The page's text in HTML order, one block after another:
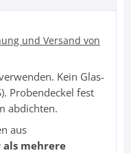
und Versand von
Kein Glas-
Probendeckel fest
abdichten.
aus
mehrere